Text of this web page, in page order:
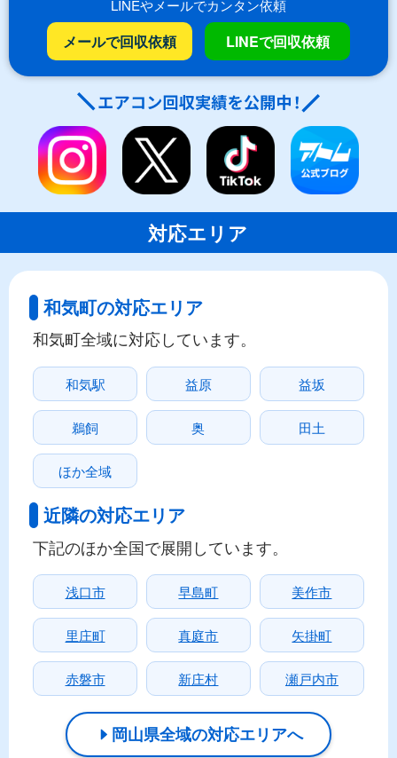
LINEやメールでカンタン依頼
メールで回収依頼 LINEで回収依頼
対応エリア
和気町の対応エリア
和気町全域に対応しています。
和気駅 益原 益坂
鵜飼 奥 田土
ほか全域
近隣の対応エリア
下記のほか全国で展開しています。
浅口市 早島町 美作市
里庄町 真庭市 矢掛町
赤磐市 新庄村 瀬戸内市
岡山県全域の対応エリアへ